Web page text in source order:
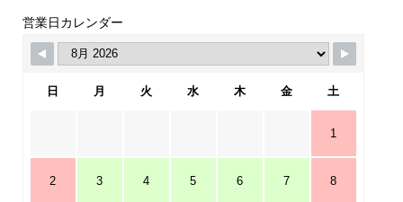
営業日カレンダー
日 月 火 水 木 金 土
1
2 3 4 5 6 7 8